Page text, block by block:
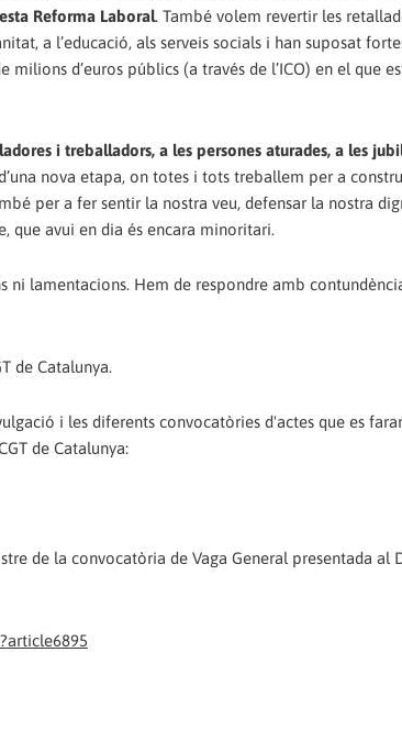
Reforma Laboral. També volem revertir les
a l’educació, als serveis socials i han suposat
milions d’euros públics (a través de l’ICO) en el que
i treballadors, a les persones aturades, a les
nova etapa, on totes i tots treballem per a
per a fer sentir la nostra veu, defensar la nostra
que avui en dia és encara minoritari.
ni lamentacions. Hem de respondre amb
de Catalunya.
i les diferents convocatòries d'actes que es
de Catalunya:
de la convocatòria de Vaga General presentada al